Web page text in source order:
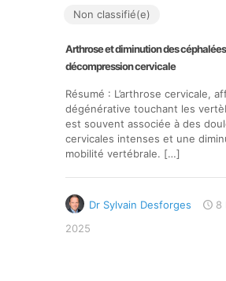
Non classifié(e)
Arthrose et diminution des
décompression cervicale
Résumé : L’arthrose cervicale,
dégénérative touchant les
est souvent associée à des
cervicales intenses et une
mobilité vertébrale. […]
Dr Sylvain Desforges
8
2025